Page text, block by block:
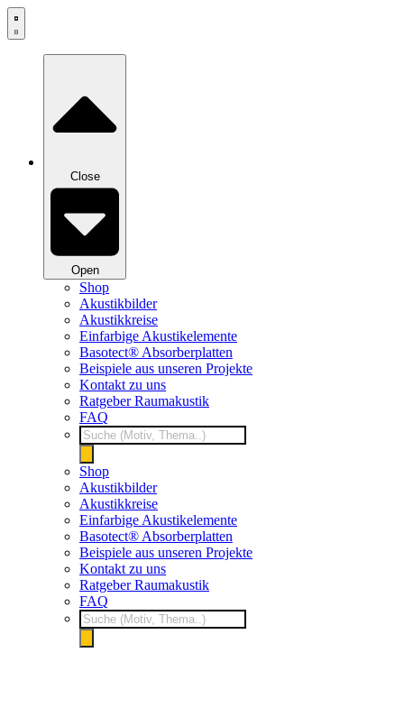
Zum
Inhalt
Close
Open
Shop
Akustikbilder
Akustikkreise
Einfarbige Akustikelemente
Basotect® Absorberplatten
Beispiele aus unseren Projekte
Kontakt zu uns
Ratgeber Raumakustik
FAQ
Products
search
Shop
Akustikbilder
Akustikkreise
Einfarbige Akustikelemente
Basotect® Absorberplatten
Beispiele aus unseren Projekte
Kontakt zu uns
Ratgeber Raumakustik
FAQ
Products
search